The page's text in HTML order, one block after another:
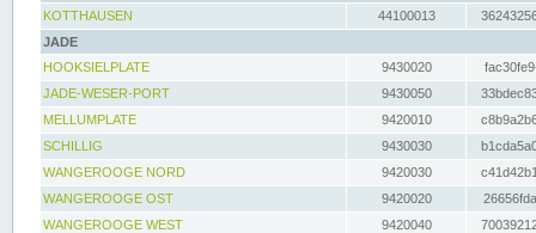
KOTTHAUSEN
44100013
JADE
HOOKSIELPLATE
9430020
JADE-WESER-PORT
9430050
MELLUMPLATE
9420010
SCHILLIG
9430030
WANGEROOGE NORD
9420030
WANGEROOGE OST
9420020
WANGEROOGE WEST
9420040